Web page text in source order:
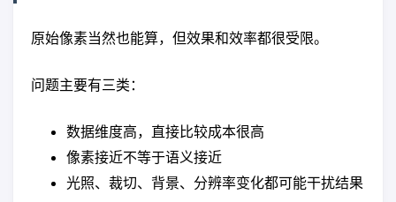
原始像素当然也能算，但效果和效率都很受限。
问题主要有三类：
数据维度高，直接比较成本很高
像素接近不等于语义接近
光照、裁切、背景、分辨率变化都可能干扰结果